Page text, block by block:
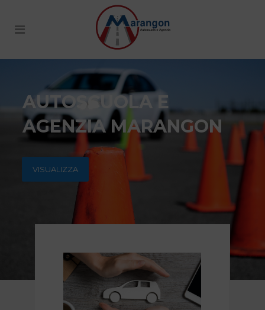
AUTOSCUOLA E
AGENZIA MARANGON
VISUALIZZA